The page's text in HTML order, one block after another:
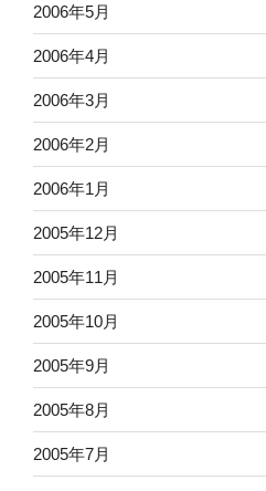
2006年5月
2006年4月
2006年3月
2006年2月
2006年1月
2005年12月
2005年11月
2005年10月
2005年9月
2005年8月
2005年7月